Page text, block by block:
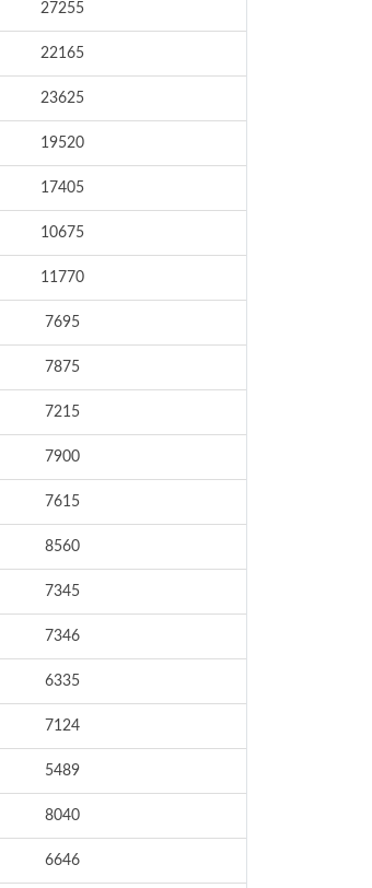
27255
22165
23625
19520
17405
10675
11770
7695
7875
7215
7900
7615
8560
7345
7346
6335
7124
5489
8040
6646